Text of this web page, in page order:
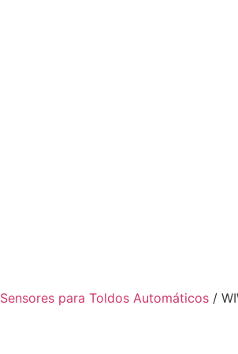
Sensores para Toldos Automáticos /